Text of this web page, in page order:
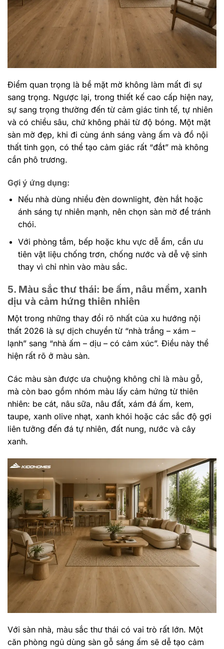
Điểm quan trọng là bề mặt mờ không làm mất đi sự
sang trọng. Ngược lại, trong thiết kế cao cấp hiện nay,
sự sang trọng thường đến từ cảm giác tinh tế, tự nhiên
và có chiều sâu, chứ không phải từ độ bóng. Một mặt
sàn mờ đẹp, khi đi cùng ánh sáng vàng ấm và đồ nội
thất tinh gọn, có thể tạo cảm giác rất “đắt” mà không
cần phô trương.
Gợi ý ứng dụng:
Nếu nhà dùng nhiều đèn downlight, đèn hắt hoặc
ánh sáng tự nhiên mạnh, nên chọn sàn mờ để tránh
chói.
Với phòng tắm, bếp hoặc khu vực dễ ẩm, cần ưu
tiên vật liệu chống trơn, chống nước và dễ vệ sinh
thay vì chỉ nhìn vào màu sắc.
5. Màu sắc thư thái: be ấm, nâu mềm, xanh
dịu và cảm hứng thiên nhiên
Một trong những thay đổi rõ nhất của xu hướng nội
thất 2026 là sự dịch chuyển từ “nhà trắng – xám –
lạnh” sang “nhà ấm – dịu – có cảm xúc”. Điều này thể
hiện rất rõ ở màu sàn.
Các màu sàn được ưa chuộng không chỉ là màu gỗ,
mà còn bao gồm nhóm màu lấy cảm hứng từ thiên
nhiên: be cát, nâu sữa, nâu đất, xám đá ấm, kem,
taupe, xanh olive nhạt, xanh khói hoặc các sắc độ gợi
liên tưởng đến đá tự nhiên, đất nung, nước và cây
xanh.
Với sàn nhà, màu sắc thư thái có vai trò rất lớn. Một
căn phòng ngủ dùng sàn gỗ sáng ấm sẽ dễ tạo cảm